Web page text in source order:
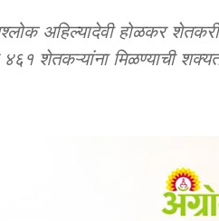
अहिल्यादेवी होळकर शेतकरी
शेतकऱ्यांना मिळण्याची